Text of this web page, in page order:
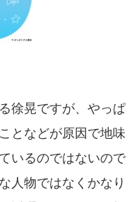
徐晃ですが、やっぱ
となどが原因で地味
いるのではないので
人物ではなくかなり